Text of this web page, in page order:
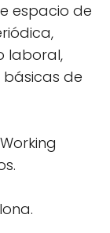
espacio de
laboral,
de